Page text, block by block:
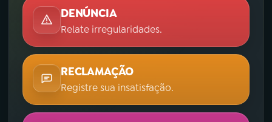
DENÚNCIA
Relate irregularidades.
RECLAMAÇÃO
Registre sua insatisfação.